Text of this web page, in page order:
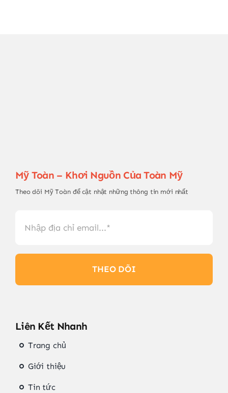
Mỹ Toàn – Khơi Nguồn Của Toàn Mỹ
Theo dõi Mỹ Toàn để cật nhật những thông tin mới nhất
THEO DÕI
Liên Kết Nhanh
Trang chủ
Giới thiệu
Tin tức